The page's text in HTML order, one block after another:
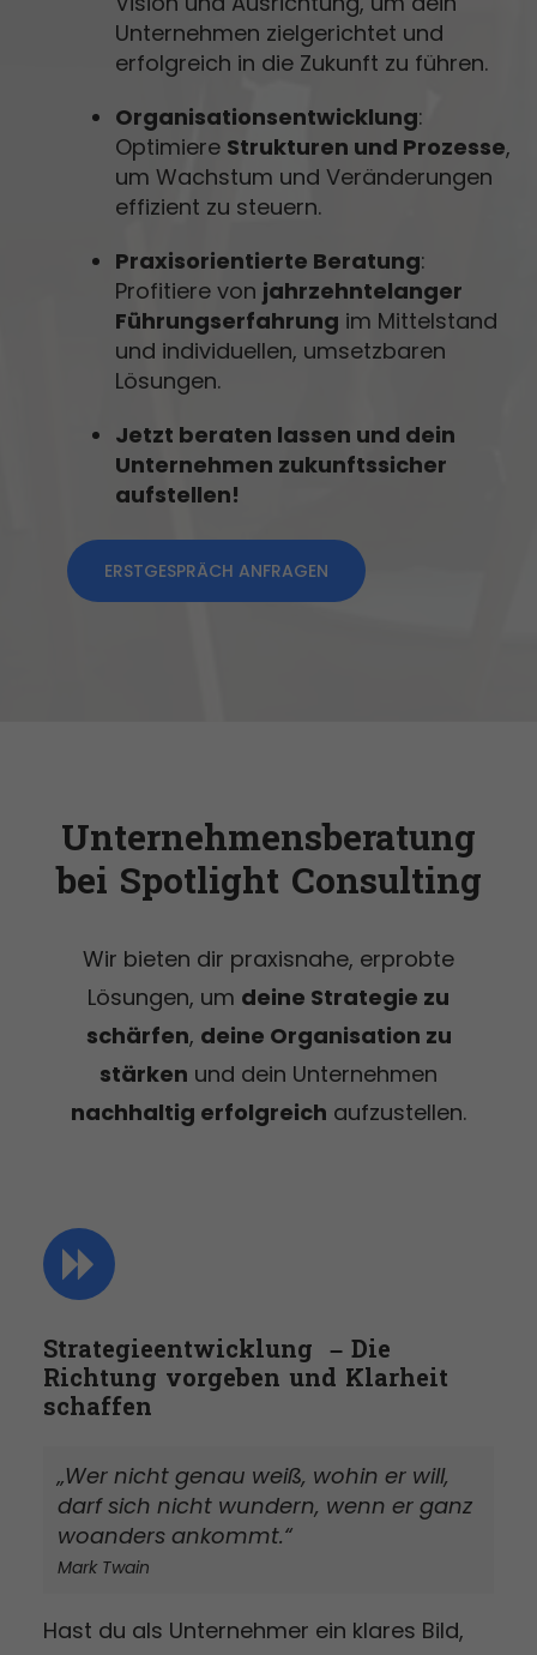
Unternehmen zielgerichtet und
erfolgreich in die Zukunft zu führen.
Organisationsentwicklung:
Optimiere Strukturen und Prozesse,
um Wachstum und Veränderungen
effizient zu steuern.
Praxisorientierte Beratung:
Profitiere von jahrzehntelanger
Führungserfahrung im Mittelstand
und individuellen, umsetzbaren
Lösungen.
Jetzt beraten lassen und dein
Unternehmen zukunftssicher
aufstellen!
ERSTGESPRÄCH ANFRAGEN
Unternehmensberatung
bei Spotlight Consulting
Wir bieten dir praxisnahe, erprobte
Lösungen, um deine Strategie zu
schärfen, deine Organisation zu
stärken und dein Unternehmen
nachhaltig erfolgreich aufzustellen.
Strategie­entwicklung – Die
Richtung vorgeben und Klarheit
schaffen
„Wer nicht genau weiß, wohin er will,
darf sich nicht wundern, wenn er ganz
woanders ankommt.“
Mark Twain
Hast du als Unternehmer ein klares Bild,